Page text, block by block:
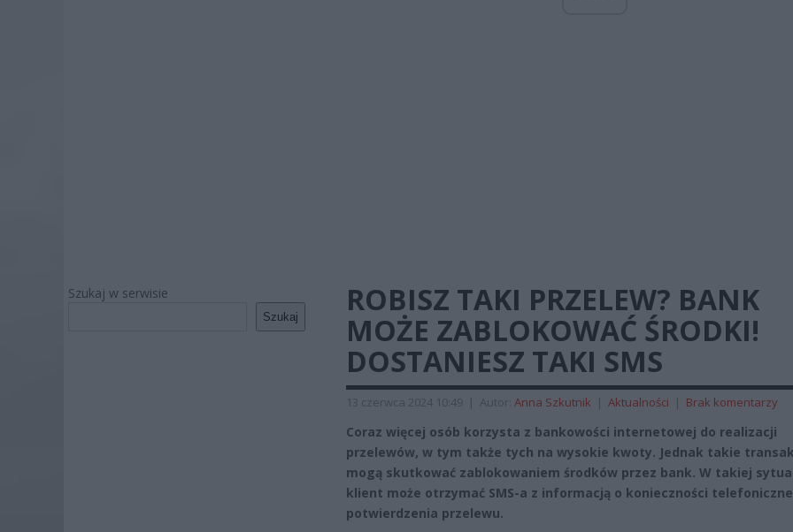
Szukaj w serwisie
Szukaj
ROBISZ TAKI PRZELEW? BANK
MOŻE ZABLOKOWAĆ ŚRODKI!
DOSTANIESZ TAKI SMS
13 czerwca 2024 10:49 | Autor: Anna Szkutnik | Aktualności | Brak komentarzy
Coraz więcej osób korzysta z bankowości internetowej do realizacji
przelewów, w tym także tych na wysokie kwoty. Jednak takie
mogą skutkować zablokowaniem środków przez bank. W takiej
klient może otrzymać SMS-a z informacją o konieczności
potwierdzenia przelewu.